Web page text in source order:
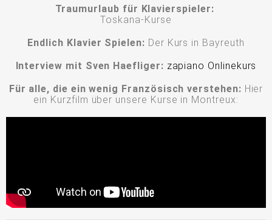
Traumurlaub für Klavierspieler:
Toskana-Kurse
Endlich Klavier Spielen: Der Kurs in Bayreuth
Interview mit Sven Haefliger: zapiano Onlinekurs
Für alle, die ein wenig Französisch verstehen: Hier
ein Kurzfilm über unsere Kurse in Montreux: